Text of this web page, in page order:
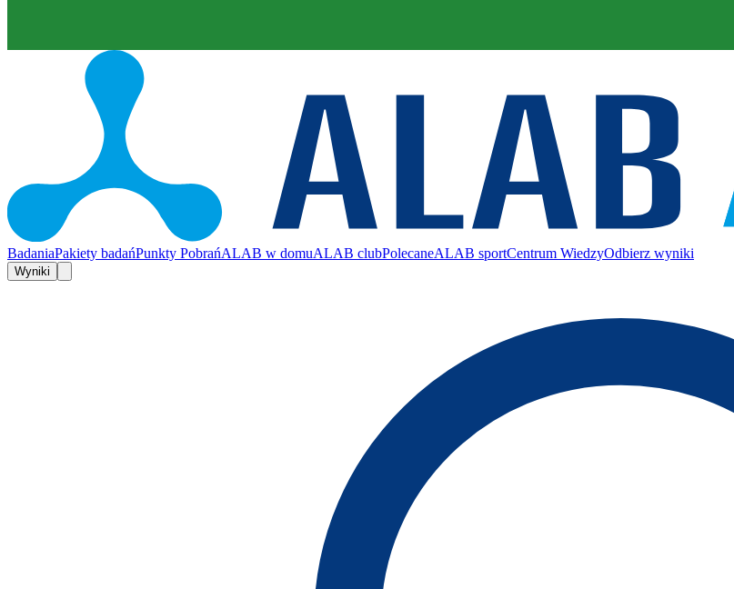
BadaniaPakiety badańPunkty PobrańALAB w domuALAB clubPolecaneALAB sportCentrum WiedzyOdbierz wyniki
Wyniki